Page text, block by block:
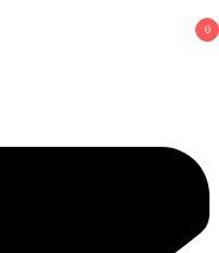
0